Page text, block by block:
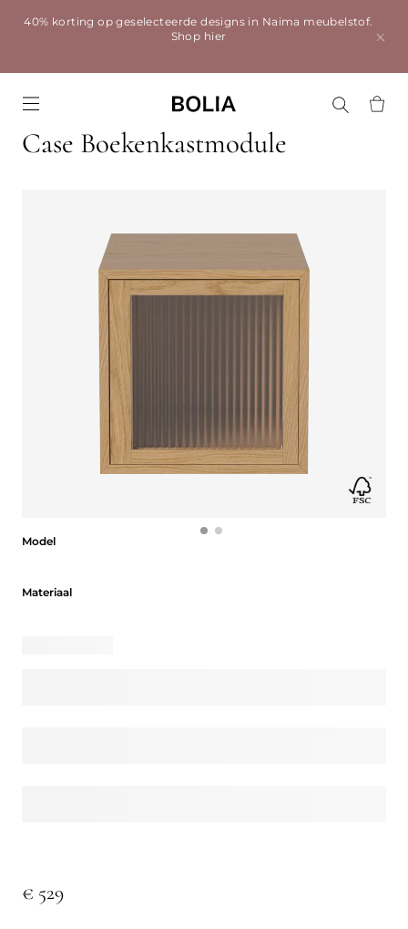
40% korting op geselecteerde designs in Naima meubelstof.
Shop hier
Case Boekenkastmodule
Model
Materiaal
€ 529